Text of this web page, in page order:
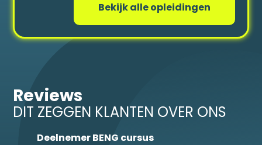
Bekijk alle opleidingen
Reviews
DIT ZEGGEN KLANTEN OVER ONS
Deelnemer BENG cursus